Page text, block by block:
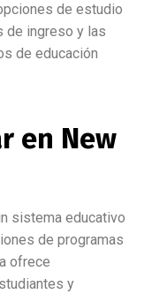
de estudio
de ingreso y las
de educación
en New
sistema educativo
de programas
ofrece
y